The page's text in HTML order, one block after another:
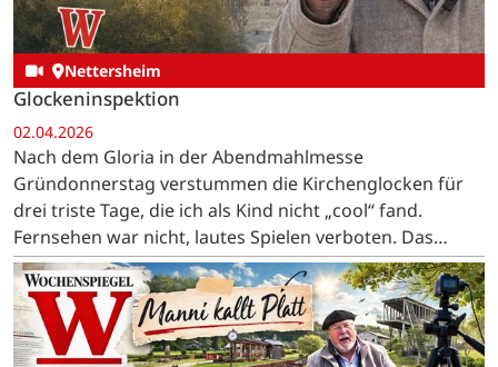
Nettersheim
Glockeninspektion
02.04.2026
Nach dem Gloria in der Abendmahlmesse
Gründonnerstag verstummen die Kirchenglocken für
drei triste Tage, die ich als Kind nicht „cool“ fand.
Fernsehen war nicht, lautes Spielen verboten. Das
Essen war eintönig, Karfreitag gabs Hering und
Kartoffeln, Karsamstag…